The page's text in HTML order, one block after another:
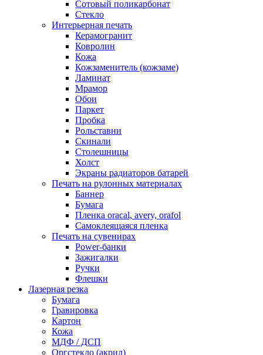
Сотовый поликарбонат
Стекло
Интерьерная печать
Керамогранит
Ковролин
Кожа
Кожзаменитель (кожзаме)
Ламинат
Мрамор
Обои
Паркет
Пробка
Рольставни
Скинали
Столешницы
Холст
Экраны радиаторов батарей
Печать на рулонных материалах
Баннер
Бумага
Пленка oracal, avery, orafol
Самоклеящаяся пленка
Печать на сувенирах
Power-банки
Зажигалки
Ручки
Флешки
Лазерная резка
Бумага
Гравировка
Картон
Кожа
МДФ / ДСП
Оргстекло (акрил)